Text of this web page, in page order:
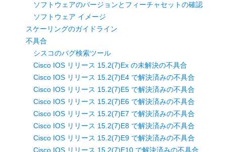
ソフトウェアのバージョンとフィーチャセットの確認
ソフトウェア イメージ
スケーリングのガイドライン
不具合
シスコのバグ検索ツール
Cisco IOS リリース 15.2(7)Ex の未解決の不具合
Cisco IOS リリース 15.2(7)E4 で解決済みの不具合
Cisco IOS リリース 15.2(7)E5 で解決済みの不具合
Cisco IOS リリース 15.2(7)E6 で解決済みの不具合
Cisco IOS リリース 15.2(7)E7 で解決済みの不具合
Cisco IOS リリース 15.2(7)E8 で解決済みの不具合
Cisco IOS リリース 15.2(7)E9 で解決済みの不具合
Cisco IOS リリース 15.2(7)E10 で解決済みの不具合